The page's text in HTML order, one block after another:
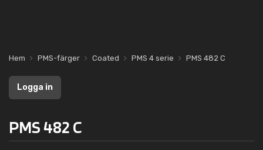
Hem PMS-färger Coated PMS 4 serie PMS 482 C
Logga in
PMS 482 C